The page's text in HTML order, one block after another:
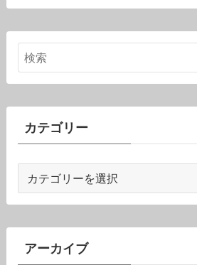
カテゴリー
ゴ
リ
ーアーカイブ